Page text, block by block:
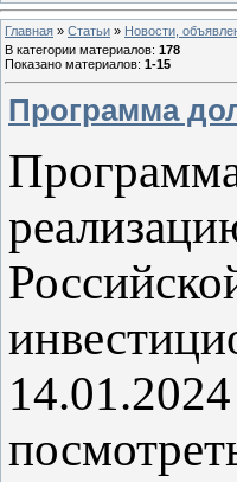
Главная » Статьи » Новости,
В категории материалов: 178
Показано материалов: 1-15
Программа